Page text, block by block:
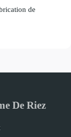
de
De Riez